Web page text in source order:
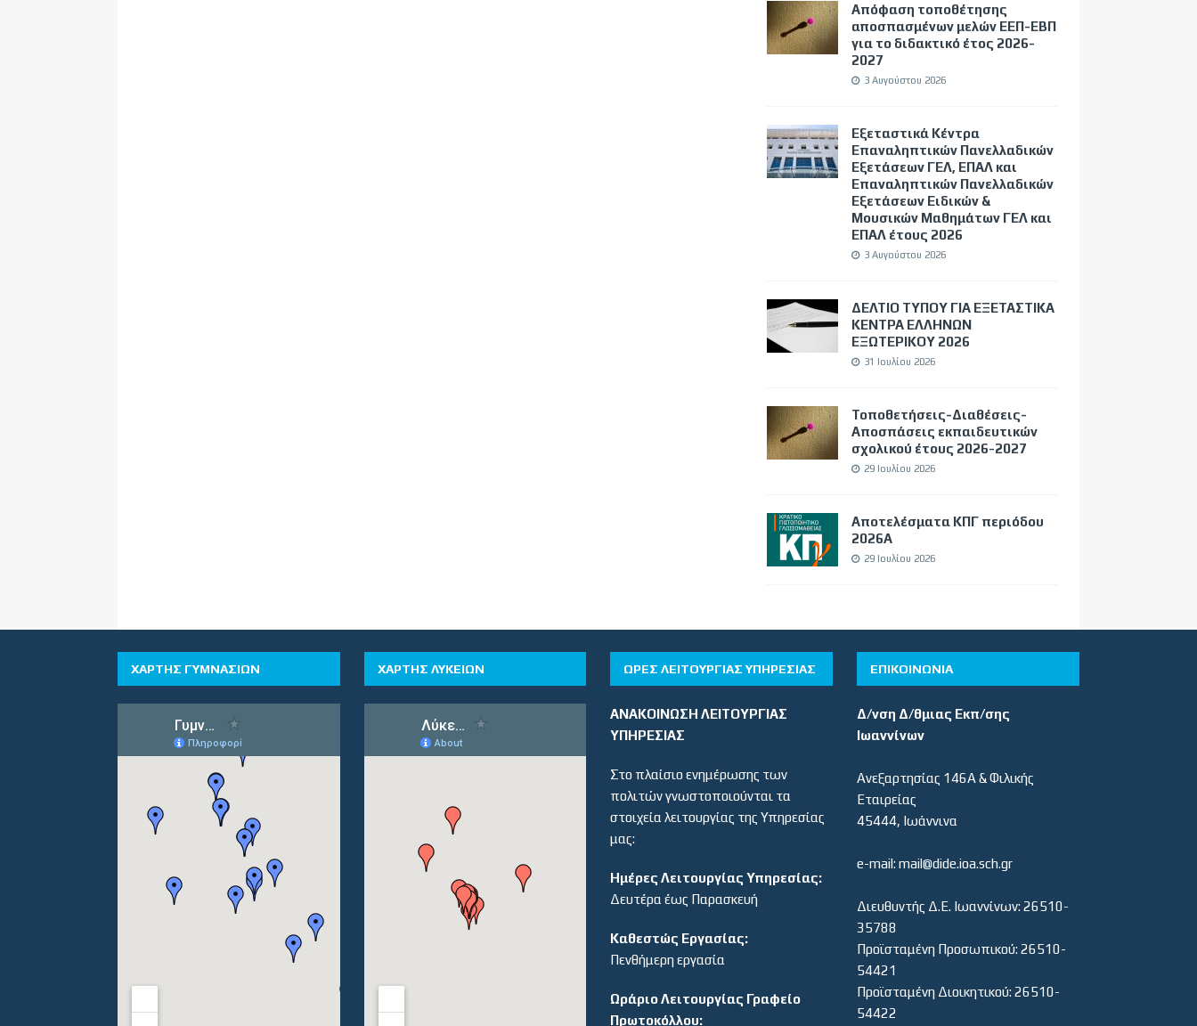
Απόφαση τοποθέτησης
αποσπασμένων μελών ΕΕΠ-ΕΒΠ
για το διδακτικό έτος 2026-
2027
3 Αυγούστου 2026
Εξεταστικά Κέντρα
Επαναληπτικών Πανελλαδικών
Εξετάσεων ΓΕΛ, ΕΠΑΛ και
Επαναληπτικών Πανελλαδικών
Εξετάσεων Ειδικών &
Μουσικών Μαθημάτων ΓΕΛ και
ΕΠΑΛ έτους 2026
3 Αυγούστου 2026
ΔΕΛΤΙΟ ΤΥΠΟΥ ΓΙΑ ΕΞΕΤΑΣΤΙΚΑ
ΚΕΝΤΡΑ ΕΛΛΗΝΩΝ
ΕΞΩΤΕΡΙΚΟΥ 2026
31 Ιουλίου 2026
Τοποθετήσεις-Διαθέσεις-
Αποσπάσεις εκπαιδευτικών
σχολικού έτους 2026-2027
29 Ιουλίου 2026
Αποτελέσματα ΚΠΓ περιόδου
2026Α
29 Ιουλίου 2026
ΧΑΡΤΗΣ ΓΥΜΝΑΣΙΩΝ ΧΑΡΤΗΣ ΛΥΚΕΙΩΝ ΏΡΕΣ ΛΕΙΤΟΥΡΓΊΑΣ ΥΠΗΡΕΣΊΑΣ
ΑΝΑΚΟΙΝΩΣΗ ΛΕΙΤΟΥΡΓΙΑΣ
ΥΠΗΡΕΣΙΑΣ
Στο πλαίσιο ενημέρωσης των
πολιτών γνωστοποιούνται τα
στοιχεία λειτουργίας της Υπηρεσίας
μας:
Ημέρες Λειτουργίας Υπηρεσίας:
Δευτέρα έως Παρασκευή
Καθεστώς Εργασίας:
Πενθήμερη εργασία
Ωράριο Λειτουργίας Γραφείο
Πρωτοκόλλου:
ΕΠΙΚΟΙΝΩΝΙΑ
Δ/νση Δ/θμιας Εκπ/σης
Ιωαννίνων
Ανεξαρτησίας 146Α & Φιλικής
Εταιρείας
45444, Ιωάννινα
e-mail: mail@dide.ioa.sch.gr
Διευθυντής Δ.Ε. Ιωαννίνων: 26510-
35788
Προϊσταμένη Προσωπικού: 26510-
54421
Προϊσταμένη Διοικητικού: 26510-
54422